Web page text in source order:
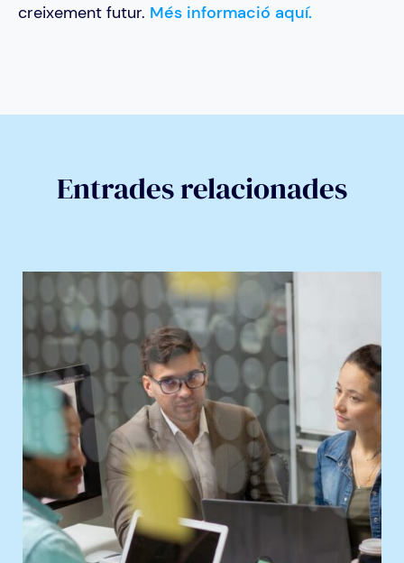
creixement futur. Més informació aquí.
Entrades relacionades